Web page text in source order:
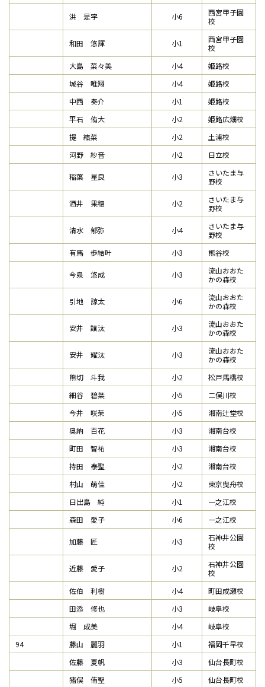
洪 是宇 小6
西宮甲子園
校
和田 悠諢 小1
西宮甲子園
校
大島 菜々美
小4
姫路校
城谷 唯翔
小4
姫路校
中西 奏介
小1
姫路校
平石 侑大
小2
姫路広畑校
提 結菜
小2
土浦校
河野 紗音
小2 日立校
稲葉 星良 小3
さいたま与
野校
酒井 果穂 小2
さいたま与
野校
清水 郁弥 小4
さいたま与
野校
有馬 歩結叶
小3 熊谷校
今泉 悠成 小3
流山おおた
かの森校
引地 諒太 小6
流山おおた
かの森校
安井 譲汰 小3
流山おおた
かの森校
安井 耀汰 小3
流山おおた
かの森校
熊切 斗我
小2
松戸馬橋校
細谷 碧葉
小5
二俣川校
今井 咲茉
小5
湘南辻堂校
奥納 百花
小3
湘南台校
町田 智祐
小3
湘南台校
持田 泰聖
小2
湘南台校
村山 萌佳
小2
東京曳舟校
日出島 純
小1
一之江校
森田 愛子
小6 一之江校
加藤 匠 小3
石神井公園
校
近藤 愛子 小2
石神井公園
校
佐伯 利樹
小4
町田成瀬校
田添 修也
小3
岐阜校
堀 成美
小4
岐阜校
94
藤山 麗羽 小1
福岡千早校
佐藤 夏帆
小3
仙台長町校
猪俣 侑聖
小5
仙台長町校